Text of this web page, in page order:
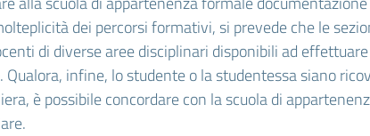
dei percorsi formativi, si prevede che le
di diverse aree disciplinari disponibili ad
infine, lo studente o la studentessa siano
è possibile concordare con la scuola di